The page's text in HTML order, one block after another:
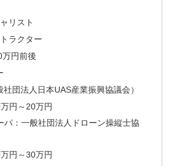
リスト
ラクター
万円前後
団法人日本UAS産業振興協議会）
円～20万円
パ：一般社団法人ドローン操縦士協
円～30万円